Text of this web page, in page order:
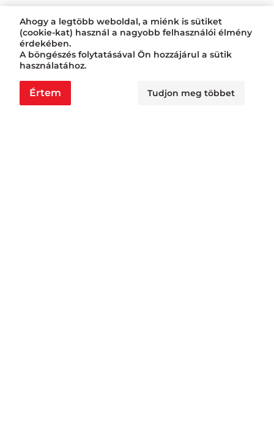
Ahogy a legtöbb weboldal, a miénk is sütiket
(cookie-kat) használ a nagyobb felhasználói élmény
érdekében.
A böngészés folytatásával Ön hozzájárul a sütik
használatához.
Értem Tudjon meg többet